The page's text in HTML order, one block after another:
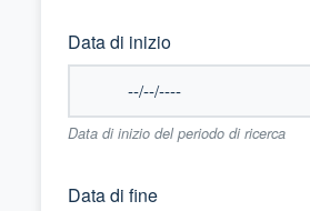
Data di inizio
Data di inizio del periodo di ricerca
Data di fine